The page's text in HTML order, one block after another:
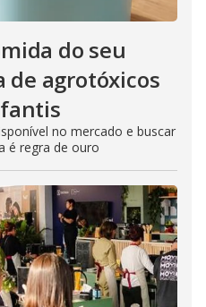
do seu
de agrotóxicos
no mercado e buscar
é regra de ouro